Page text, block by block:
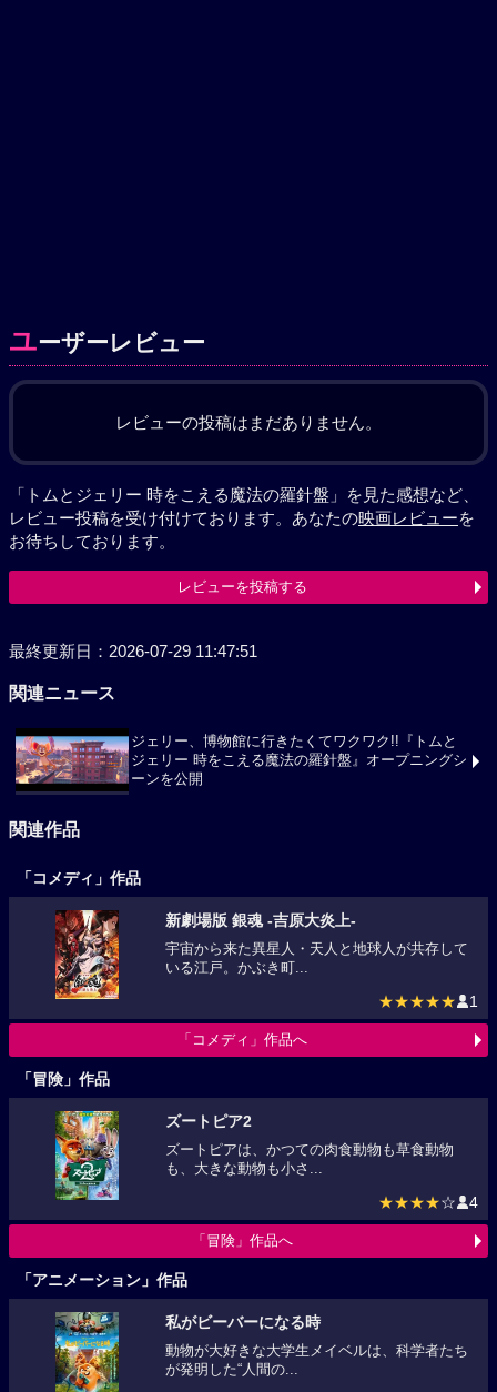
ユーザーレビュー
レビューの投稿はまだありません。
「トムとジェリー 時をこえる魔法の羅針盤」を見た感想など、
レビュー投稿を受け付けております。あなたの映画レビューを
お待ちしております。
レビューを投稿する
関連ニュース
ジェリー、博物館に行きたくてワクワク!!『トムと
ジェリー 時をこえる魔法の羅針盤』オープニングシ
ーンを公開
関連作品
「コメディ」作品
新劇場版 銀魂 -吉原大炎上-
宇宙から来た異星人・天人と地球人が共存して
いる江戸。かぶき町...
★★★★★ 1
「コメディ」作品へ
「冒険」作品
ズートピア2
ズートピアは、かつての肉食動物も草食動物
も、大きな動物も小さ...
★★★★☆ 4
「冒険」作品へ
「アニメーション」作品
私がビーバーになる時
動物が大好きな大学生メイベルは、科学者たち
が発明した“人間の...